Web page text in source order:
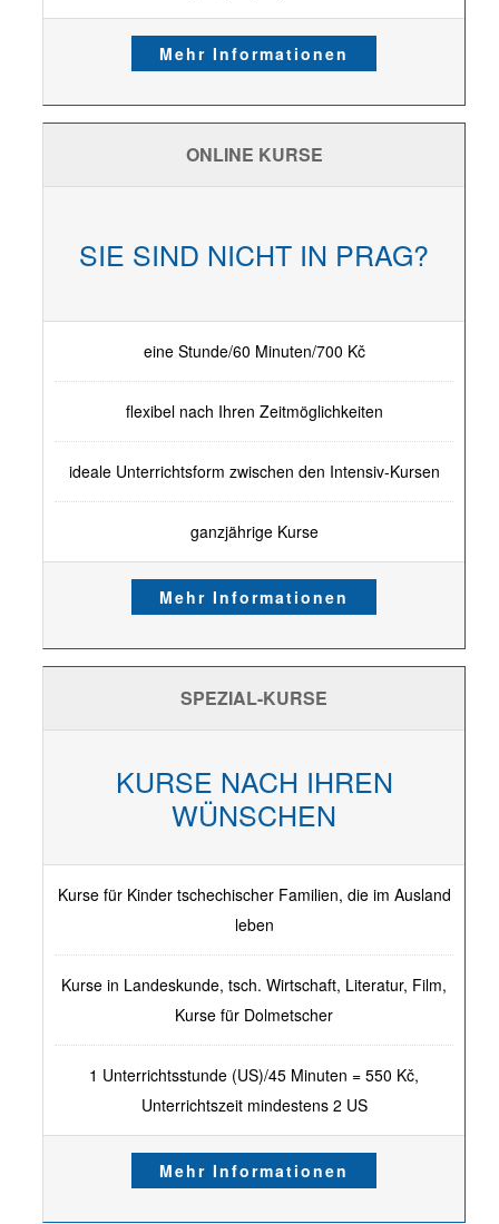
Mehr Informationen
ONLINE KURSE
SIE SIND NICHT IN PRAG?
eine Stunde/60 Minuten/700 Kč
flexibel nach Ihren Zeitmöglichkeiten
ideale Unterrichtsform zwischen den Intensiv-Kursen
ganzjährige Kurse
Mehr Informationen
SPEZIAL-KURSE
KURSE NACH IHREN
WÜNSCHEN
Kurse für Kinder tschechischer Familien, die im Ausland
leben
Kurse in Landeskunde, tsch. Wirtschaft, Literatur, Film,
Kurse für Dolmetscher
1 Unterrichtsstunde (US)/45 Minuten = 550 Kč,
Unterrichtszeit mindestens 2 US
Mehr Informationen